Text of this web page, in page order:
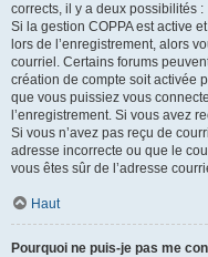
corrects, il y a deux possibilités :
Si la gestion COPPA est active
lors de l’enregistrement, alors
courriel. Certains forums
création de compte soit activée
que vous puissiez vous
l’enregistrement. Si vous avez
Si vous n’avez pas reçu de
adresse incorrecte ou que le
vous êtes sûr de l’adresse
Haut
Pourquoi ne puis-je pas me